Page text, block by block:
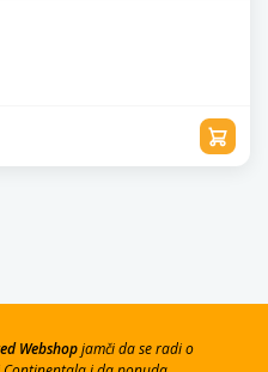
Webshopjamči da se radi o